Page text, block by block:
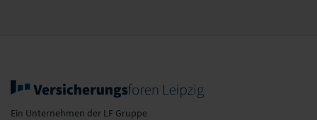
Ein Unternehmen der LF Gruppe